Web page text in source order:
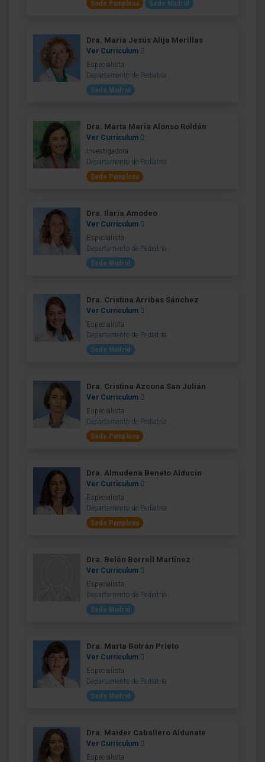
Sede Pamplona
Sede Madrid
Dra. María Jesús Alija Merillas
Ver Curriculum
Especialista
Departamento de Pediatría
Sede Madrid
Dra. Marta María Alonso Roldán
Ver Curriculum
Investigadora
Departamento de Pediatría
Sede Pamplona
Dra. Ilaria Amodeo
Ver Curriculum
Especialista
Departamento de Pediatría
Sede Madrid
Dra. Cristina Arribas Sánchez
Ver Curriculum
Especialista
Departamento de Pediatría
Sede Madrid
Dra. Cristina Azcona San Julián
Ver Curriculum
Especialista
Departamento de Pediatría
Sede Pamplona
Dra. Almudena Beneto Alducin
Ver Curriculum
Especialista
Departamento de Pediatría
Sede Pamplona
Dra. Belén Borrell Martínez
Ver Curriculum
Especialista
Departamento de Pediatría
Sede Madrid
Dra. Marta Botrán Prieto
Ver Curriculum
Especialista
Departamento de Pediatría
Sede Madrid
Dra. Maider Caballero Aldunate
Ver Curriculum
Especialista